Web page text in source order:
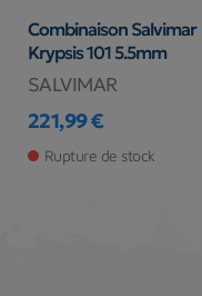
Combinaison Salvimar
Krypsis 101 5.5mm
SALVIMAR
Prix
221,99 €
Rupture de stock